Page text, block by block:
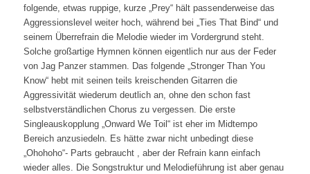
folgende, etwas ruppige, kurze „Prey“ hält passenderweise das
Aggressionslevel weiter hoch, während bei „Ties That Bind“ und
seinem Überrefrain die Melodie wieder im Vordergrund steht.
Solche großartige Hymnen können eigentlich nur aus der Feder
von Jag Panzer stammen. Das folgende „Stronger Than You
Know“ hebt mit seinen teils kreischenden Gitarren die
Aggressivität wiederum deutlich an, ohne den schon fast
selbstverständlichen Chorus zu vergessen. Die erste
Singleauskopplung „Onward We Toil“ ist eher im Midtempo
Bereich anzusiedeln. Es hätte zwar nicht unbedingt diese
„Ohohoho“- Parts gebraucht , aber der Refrain kann einfach
wieder alles. Die Songstruktur und Melodieführung ist aber genau